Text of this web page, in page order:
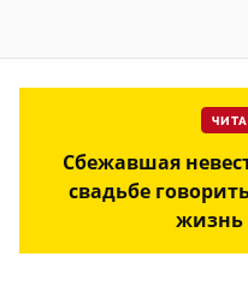
Сбежавшая
свадьбе
жизнь